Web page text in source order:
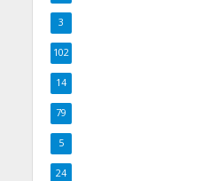
3
102
14
79
5
24